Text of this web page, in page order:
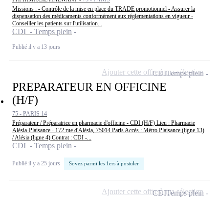
Missions : - Contrôle de la mise en place du TRADE promotionnel - Assurer la
dispensation des médicaments conformément aux réglementations en vigueur -
Conseiller les patients sur l'utilisation...
CDI - Temps plein
Publié il y a 13 jours
PREPARATEUR EN OFFICINE
(H/F)
75 - PARIS 14
Préparateur / Préparatrice en pharmacie d'officine - CDI (H/F) Lieu : Pharmacie
Alésia-Plaisance - 172 rue d'Alésia, 75014 Paris Accès : Métro Plaisance (ligne 13)
/ Alésia (ligne 4) Contrat : CDI -...
CDI - Temps plein
Publié il y a 25 jours Soyez parmi les 1ers à postuler
CDITemps plein
Ajouter cette offre à ma sélection
CDITemps plein
Ajouter cette offre à ma sélection